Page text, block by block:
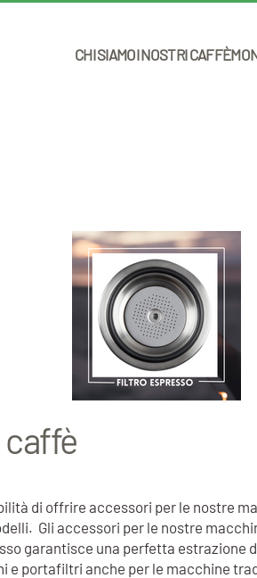
CHI SIAMOI NOSTRI CAFFÈ
di offrire accessori per le nostre
Gli accessori per le nostre
garantisce una perfetta estrazione
e portafiltri anche per le macchine